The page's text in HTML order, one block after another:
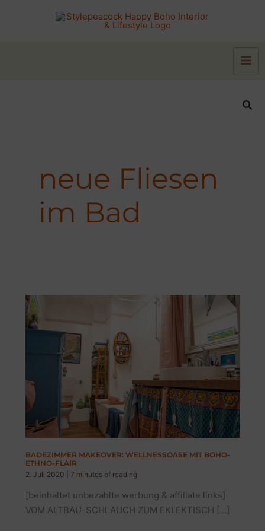
neue Fliesen
im Bad
BADEZIMMER MAKEOVER: WELLNESSOASE MIT BOHO-
ETHNO-FLAIR
2. Juli 2020
7 minutes of reading
[beinhaltet unbezahlte werbung & affiliate links]
VOM ALTBAU-SCHLAUCH ZUM EKLEKTISCH […]